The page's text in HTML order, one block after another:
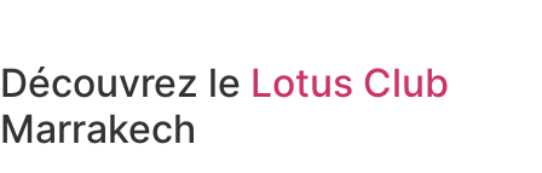
Découvrez le Lotus Club
Marrakech